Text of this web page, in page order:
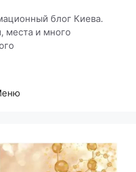
блог Киева.
места и много